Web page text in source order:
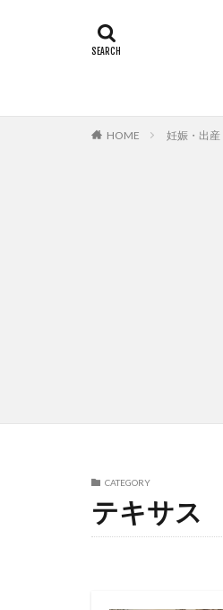
HOME 妊娠・出産
CATEGORY
テキサス